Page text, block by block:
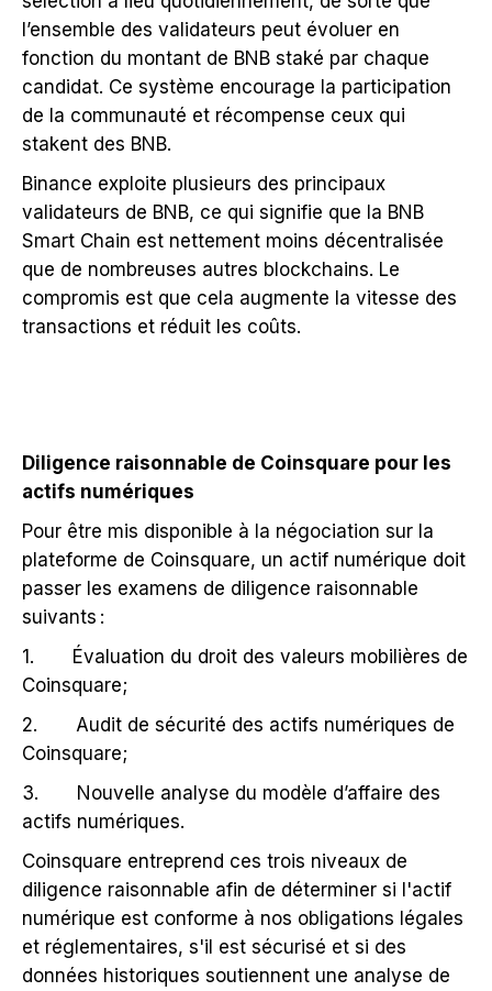
l’ensemble des validateurs peut évoluer en
fonction du montant de BNB staké par chaque
candidat. Ce système encourage la participation
de la communauté et récompense ceux qui
stakent des BNB.
Binance exploite plusieurs des principaux
validateurs de BNB, ce qui signifie que la BNB
Smart Chain est nettement moins décentralisée
que de nombreuses autres blockchains. Le
compromis est que cela augmente la vitesse des
transactions et réduit les coûts.
Diligence raisonnable de Coinsquare pour les
actifs numériques
Pour être mis disponible à la négociation sur la
plateforme de Coinsquare, un actif numérique doit
passer les examens de diligence raisonnable
suivants :
1. Évaluation du droit des valeurs mobilières de
Coinsquare;
2. Audit de sécurité des actifs numériques de
Coinsquare;
3. Nouvelle analyse du modèle d’affaire des
actifs numériques.
Coinsquare entreprend ces trois niveaux de
diligence raisonnable afin de déterminer si l'actif
numérique est conforme à nos obligations légales
et réglementaires, s'il est sécurisé et si des
données historiques soutiennent une analyse de